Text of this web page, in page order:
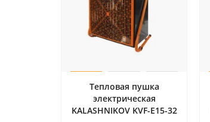
Тепловая пушка
электрическая
KALASHNIKOV KVF-E15-32